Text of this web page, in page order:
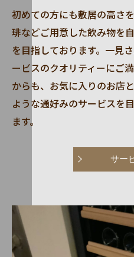
初めての方にも敷居の高さ
琲などご用意した飲み物を
を目指しております。一見
ービスのクオリティーにご
からも、お気に入りのお店
ような通好みのサービスを
ます。
サー